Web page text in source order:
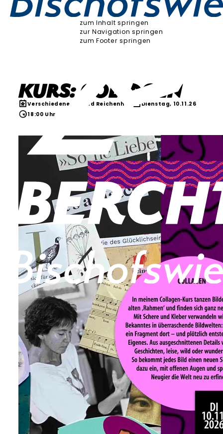
zum Inhalt springen
zur Navigation springen
zum Footer springen
Kurs: Collagen
Verschiedenes Bad Reichenhall
Dienstag, 10.11.26
18:00 Uhr